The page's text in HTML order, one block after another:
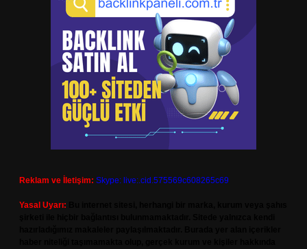
Reklam ve İletişim: Skype: live:.cid.575569c608265c69
Yasal Uyarı: